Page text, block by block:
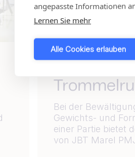
angepasste Informationen
Lernen Sie mehr
Alle Cookies erlauben
Produkt
Bei der
Gewichts- und
einer Partie bietet
von JBT Marel